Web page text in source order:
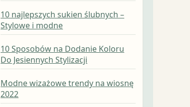
10 najlepszych sukien ślubnych –
Stylowe i modne
10 Sposobów na Dodanie Koloru
Do Jesiennych Stylizacji
Modne wizażowe trendy na wiosnę
2022